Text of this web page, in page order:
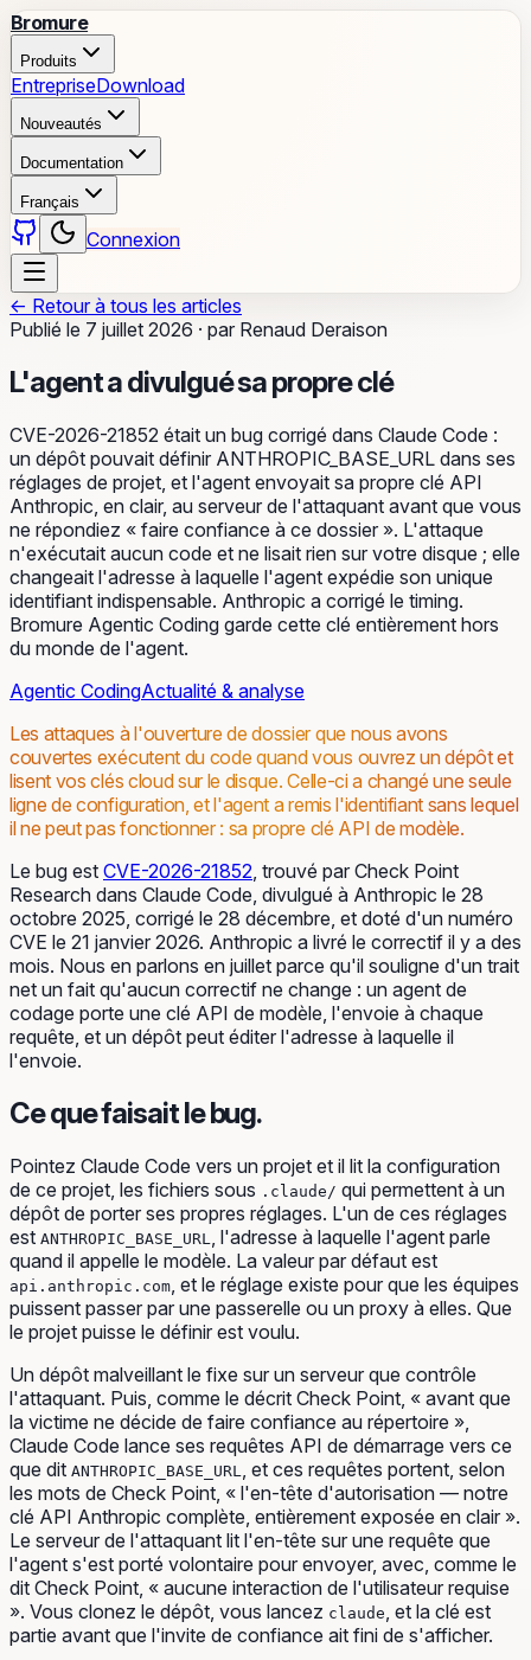
Bromure
Produits
EntrepriseDownload
Nouveautés
Documentation
Français
Connexion
← Retour à tous les articles
Publié le 7 juillet 2026 · par Renaud Deraison
L'agent a divulgué sa propre clé
CVE-2026-21852 était un bug corrigé dans Claude Code :
un dépôt pouvait définir ANTHROPIC_BASE_URL dans ses
réglages de projet, et l'agent envoyait sa propre clé API
Anthropic, en clair, au serveur de l'attaquant avant que vous
ne répondiez « faire confiance à ce dossier ». L'attaque
n'exécutait aucun code et ne lisait rien sur votre disque ; elle
changeait l'adresse à laquelle l'agent expédie son unique
identifiant indispensable. Anthropic a corrigé le timing.
Bromure Agentic Coding garde cette clé entièrement hors
du monde de l'agent.
Agentic CodingActualité & analyse
Les attaques à l'ouverture de dossier que nous avons
couvertes exécutent du code quand vous ouvrez un dépôt et
lisent vos clés cloud sur le disque. Celle-ci a changé une seule
ligne de configuration, et l'agent a remis l'identifiant sans lequel
il ne peut pas fonctionner : sa propre clé API de modèle.
Le bug est CVE-2026-21852 , trouvé par Check Point
Research dans Claude Code, divulgué à Anthropic le 28
octobre 2025, corrigé le 28 décembre, et doté d'un numéro
CVE le 21 janvier 2026. Anthropic a livré le correctif il y a des
mois. Nous en parlons en juillet parce qu'il souligne d'un trait
net un fait qu'aucun correctif ne change : un agent de
codage porte une clé API de modèle, l'envoie à chaque
requête, et un dépôt peut éditer l'adresse à laquelle il
l'envoie.
Ce que faisait le bug.
Pointez Claude Code vers un projet et il lit la configuration
de ce projet, les fichiers sous .claude/ qui permettent à un
dépôt de porter ses propres réglages. L'un de ces réglages
est ANTHROPIC_BASE_URL
, l'adresse à laquelle l'agent parle
quand il appelle le modèle. La valeur par défaut est
api.anthropic.com , et le réglage existe pour que les équipes
puissent passer par une passerelle ou un proxy à elles. Que
le projet puisse le définir est voulu.
Un dépôt malveillant le fixe sur un serveur que contrôle
l'attaquant. Puis, comme le décrit Check Point, « avant que
la victime ne décide de faire confiance au répertoire »,
Claude Code lance ses requêtes API de démarrage vers ce
que dit ANTHROPIC_BASE_URL
, et ces requêtes portent, selon
les mots de Check Point, « l'en-tête d'autorisation — notre
clé API Anthropic complète, entièrement exposée en clair ».
Le serveur de l'attaquant lit l'en-tête sur une requête que
l'agent s'est porté volontaire pour envoyer, avec, comme le
dit Check Point, « aucune interaction de l'utilisateur requise
». Vous clonez le dépôt, vous lancez claude , et la clé est
partie avant que l'invite de confiance ait fini de s'afficher.